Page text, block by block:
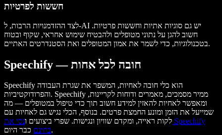
חששות לפרטיות
לצד ההזדמנויות הרבות, ל-AI יש גם סוגיות אתיות וחששות פרטיות.
חשוב להגן על נתוני מטופלים ולהבטיח שימוש אחראי, שקוף ובטוח
בטכנולוגיות, כדי לשמר את אמון המטופלים ואת הסטנדרטים האתיים.
Speechify — חובה לכל אחות
Speechify הוא כלי חובה לאחיות, המשפר את שגרת העבודה
והפרודוקטיביות. Speechify ממיר מסמכים, מאמרים ודוחות לקריינות,
ומאפשר לאחיות להאזין למידע חשוב תוך כדי טיפול במטופלים — מה
שמייעל את הזמן ומונע החמצת פרטים. בנוסף, הכלי נגיש גם לאחיות עם
לקות ראייה, ומקדם שוויון ונגישות. שפרי ביצועים ונסי את Speechify
בחינםכבר היום.